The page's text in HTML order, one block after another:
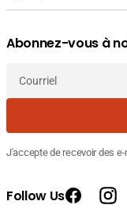
Abonnez-vous à
Courriel
J'accepte de recevoir des
Follow Us Facebook